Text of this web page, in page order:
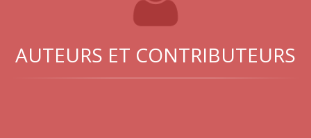
AUTEURS ET CONTRIBUTEURS